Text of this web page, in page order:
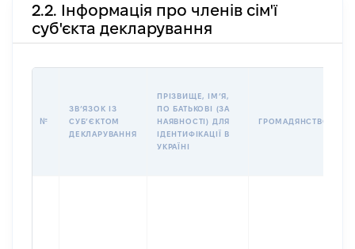
2.2. Інформація про членів сім'ї
суб'єкта декларування
№
ЗВʼЯЗОК ІЗ
СУБʼЄКТОМ
ДЕКЛАРУВАННЯ
ПРІЗВИЩЕ, ІМʼЯ,
ПО БАТЬКОВІ (ЗА
НАЯВНОСТІ) ДЛЯ
ІДЕНТИФІКАЦІЇ В
УКРАЇНІ
ГРОМАДЯНСТВО